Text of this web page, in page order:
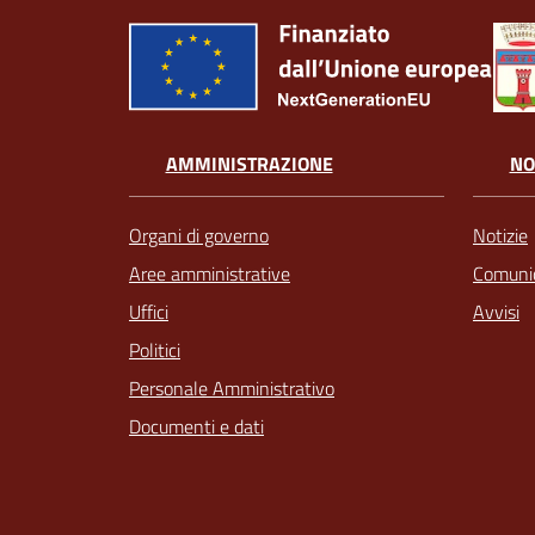
AMMINISTRAZIONE
Organi di governo
Aree amministrative
Uffici
Politici
Personale Amministrativo
Documenti e dati
Notizie
Avvisi